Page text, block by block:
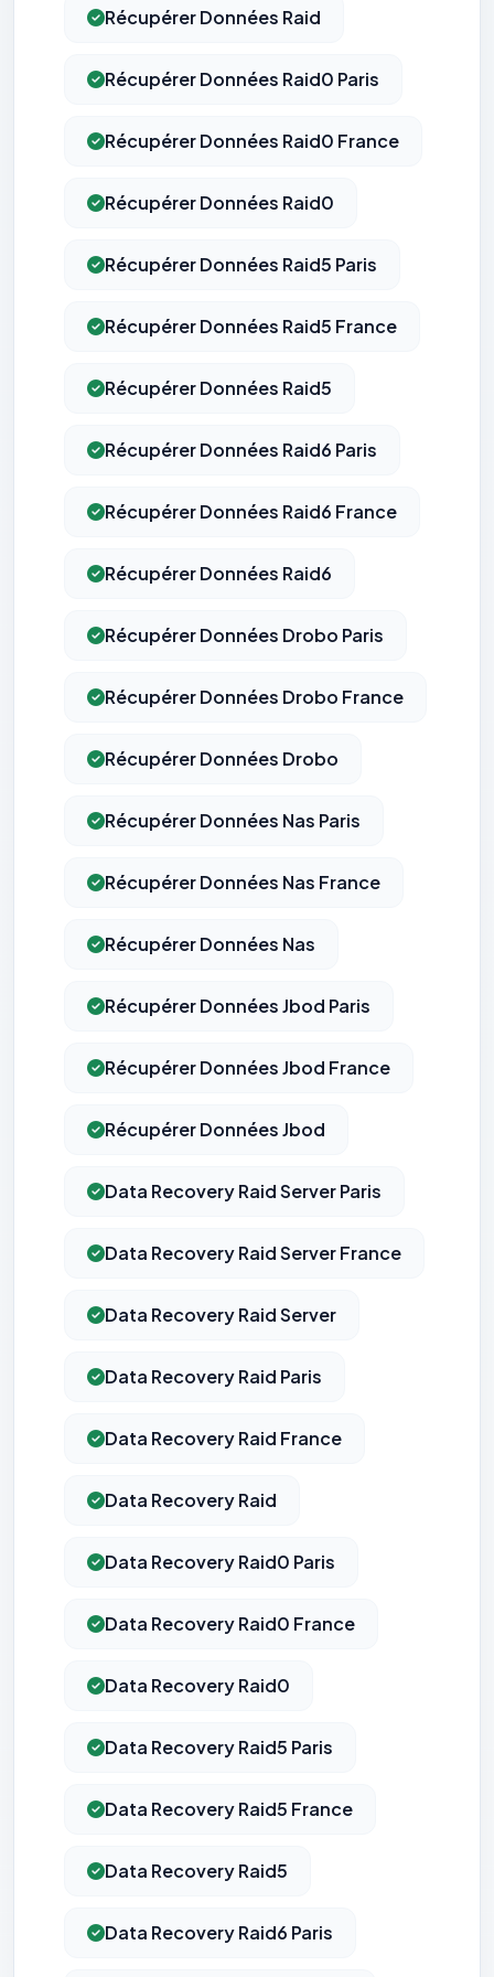
Récupérer Données Raid
Récupérer Données Raid0 Paris
Récupérer Données Raid0 France
Récupérer Données Raid0
Récupérer Données Raid5 Paris
Récupérer Données Raid5 France
Récupérer Données Raid5
Récupérer Données Raid6 Paris
Récupérer Données Raid6 France
Récupérer Données Raid6
Récupérer Données Drobo Paris
Récupérer Données Drobo France
Récupérer Données Drobo
Récupérer Données Nas Paris
Récupérer Données Nas France
Récupérer Données Nas
Récupérer Données Jbod Paris
Récupérer Données Jbod France
Récupérer Données Jbod
Data Recovery Raid Server Paris
Data Recovery Raid Server France
Data Recovery Raid Server
Data Recovery Raid Paris
Data Recovery Raid France
Data Recovery Raid
Data Recovery Raid0 Paris
Data Recovery Raid0 France
Data Recovery Raid0
Data Recovery Raid5 Paris
Data Recovery Raid5 France
Data Recovery Raid5
Data Recovery Raid6 Paris